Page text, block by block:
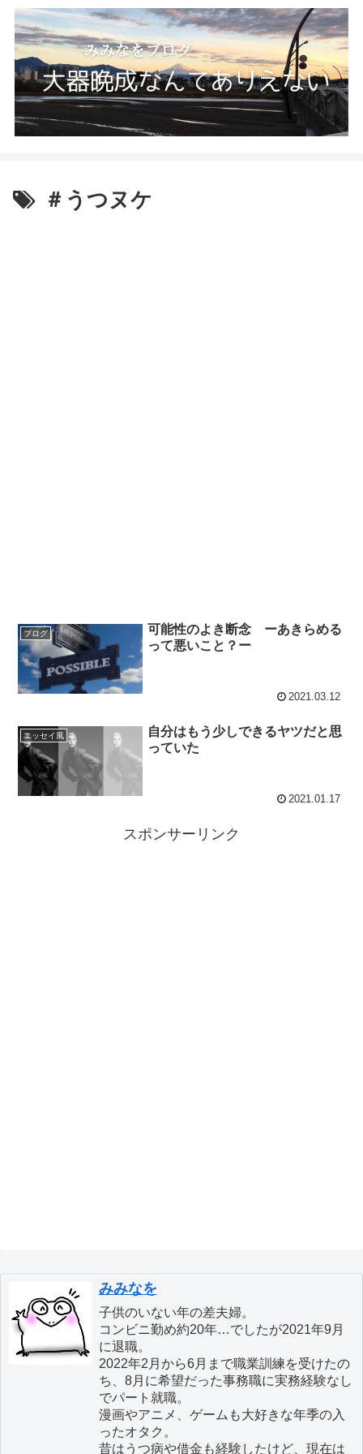
＃うつヌケ
ブログ
可能性のよき断念 ーあきらめる
って悪いこと？ー
2021.03.12
エッセイ風
自分はもう少しできるヤツだと思
っていた
2021.01.17
スポンサーリンク
みみなを
子供のいない年の差夫婦。
コンビニ勤め約20年…でしたが2021年9月
に退職。
2022年2月から6月まで職業訓練を受けたの
ち、8月に希望だった事務職に実務経験なし
でパート就職。
漫画やアニメ、ゲームも大好きな年季の入
ったオタク。
昔はうつ病や借金も経験したけど、現在は